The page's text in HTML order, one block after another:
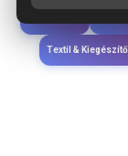
Textil &